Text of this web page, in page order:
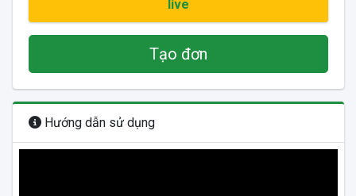
live
Tạo đơn
Hướng dẫn sử dụng